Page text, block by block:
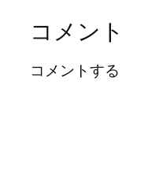
コメント
コメントする